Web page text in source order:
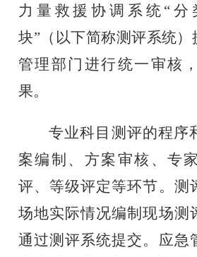
力量救援协调系统 “分
块”（以下简称测评系统）
管理部门进行统一审核
果。
专业科目测评的程序
案编制、方案审核、专
评、等级评定等环节。测
场地实际情况编制现场测
通过测评系统提交。应急